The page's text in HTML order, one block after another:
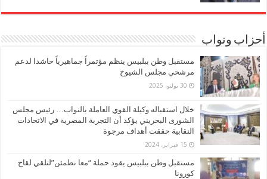
أحزاب ونواب
مستقبل وطن ببلبيس ينظم مؤتمراً جماهيرياً حاشدا لدعم
مرشحي مجلس الشيوخ
30 يوليو، 2025
خلال استقباله وكيلة القوي العاملة بالنواب… رئيس مجلس
الشورى البحريني يؤكد أن التجربة المصرية في الاتحادات
النقابية حققت أهداف مرجوة
15 فبراير، 2024
مستقبل وطن ببلبيس يقود حملة “معا نطمئن”لتلقي لقاح
كورونا